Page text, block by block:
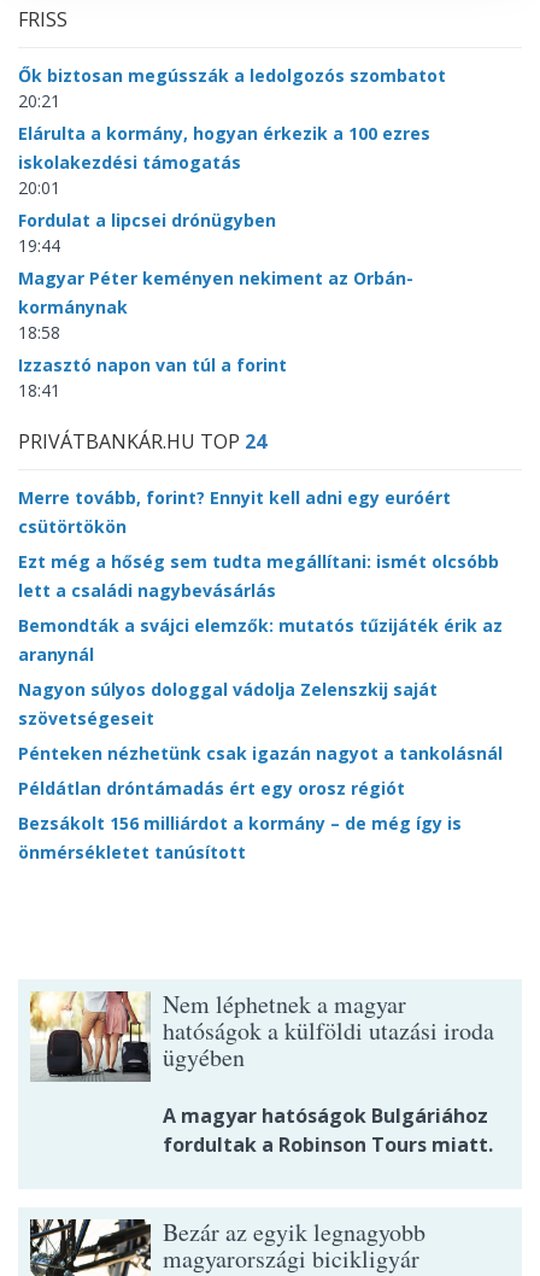
FRISS
Ők biztosan megússzák a ledolgozós szombatot
20:21
Elárulta a kormány, hogyan érkezik a 100 ezres
iskolakezdési támogatás
20:01
Fordulat a lipcsei drónügyben
19:44
Magyar Péter keményen nekiment az Orbán-
kormánynak
18:58
Izzasztó napon van túl a forint
18:41
PRIVÁTBANKÁR.HU TOP 24
Merre tovább, forint? Ennyit kell adni egy euróért
csütörtökön
Ezt még a hőség sem tudta megállítani: ismét olcsóbb
lett a családi nagybevásárlás
Bemondták a svájci elemzők: mutatós tűzijáték érik az
aranynál
Nagyon súlyos dologgal vádolja Zelenszkij saját
szövetségeseit
Pénteken nézhetünk csak igazán nagyot a tankolásnál
Példátlan dróntámadás ért egy orosz régiót
Bezsákolt 156 milliárdot a kormány – de még így is
önmérsékletet tanúsított
Nem léphetnek a magyar
hatóságok a külföldi utazási iroda
ügyében
A magyar hatóságok Bulgáriához
fordultak a Robinson Tours miatt.
Bezár az egyik legnagyobb
magyarországi bicikligyár